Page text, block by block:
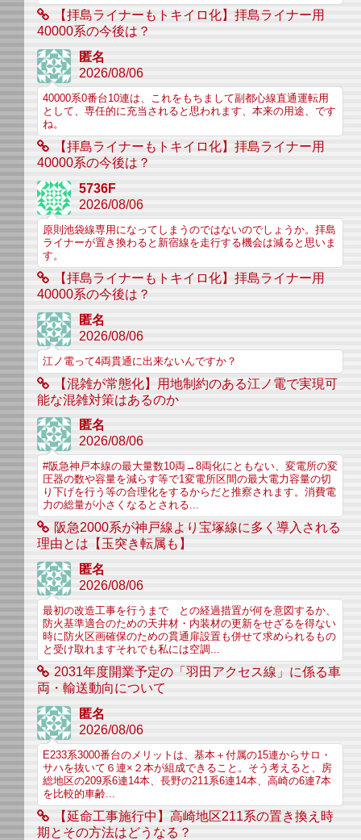
【拝島ライナーもトキイロ化】拝島ライナー用
40000系の今後は？
匿名
2026/08/06
40000系0番台10連は、これをもちまして副都心線直通運転用
として、専任的に充当されると思われます、本来の用途、です
ね。
【拝島ライナーもトキイロ化】拝島ライナー用
40000系の今後は？
5736F
2026/08/06
原則池袋線専用になってしまうのではないのでしょうか。拝島
ライナーが置き換わると新宿線を走行する機会は減ると思いま
す。
【拝島ライナーもトキイロ化】拝島ライナー用
40000系の今後は？
匿名
2026/08/06
江ノ電って4両貫通に出来ないんですか？
【混雑が常態化】用地制約のある江ノ電で実現可
能な混雑対策はあるのか
匿名
2026/08/06
#阪急神戸本線の最大量数10両→8両化にともない、変電所の変
圧器の数や容量を減らす等で1変電所区間の最大電力容量の切
り下げを行う等の合理化をするからだと推察されます。消費電
力の総量が小さくなるとされる...
阪急2000系が神戸線より宝塚線に多く導入される
理由とは【玉突き転属も】
匿名
2026/08/06
最初の改造工事を行うまで との経過措置が何を意図するか、
防火基準適合のための天井材・内装材の更新をせざるを得ない
時に防火区画確保のための貫通扉設置も併せて求められるもの
と受け取れますそれでも私には空調...
2031年度開業予定の「羽田アクセス線」に係る車
両・輸送動向について
匿名
2026/08/06
E233系3000番台のメリットは、基本＋付属の15連からサロ・
サハを抜いて６連×２本が組成できること。そう考えると、房
総地区の209系6連14本、長野の211系6連14本、高崎の6連7本
を比較的車齢...
【延命工事施行中】高崎地区211系の置き換え時
期とその方法はどうなる？